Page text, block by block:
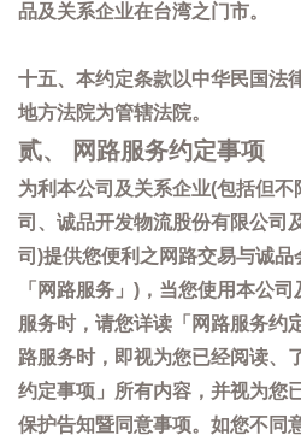
品及关系企业在台湾之门市。
十五、本约定条款以中华民国法
地方法院为管辖法院。
贰、 网路服务约定事项
为利本公司及关系企业(包括但
司、诚品开发物流股份有限公司
司)提供您便利之网路交易与诚
「网路服务」)，当您使用本公
服务时，请您详读「网路服务约
路服务时，即视为您已经阅读、
约定事项」所有内容，并视为您
保护告知暨同意事项。如您不同